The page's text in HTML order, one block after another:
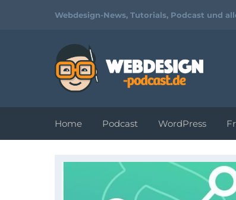
Webdesign-News, Tutorials, Podcast und
Tutorials und
Video-
Home Podcast WordPress